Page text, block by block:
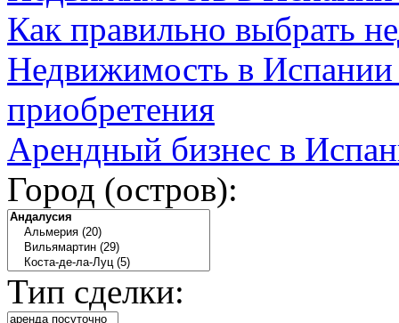
Как правильно выбрать
Недвижимость в Испании
приобретения
Арендный бизнес в
Город (остров):
Тип сделки: